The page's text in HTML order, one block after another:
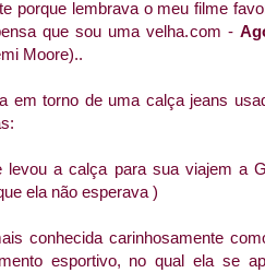
porque lembrava o meu filme
que sou uma velha.com -
Moore)..
em torno de uma calça jeans
a calça para sua viajem a
ela não esperava )
conhecida carinhosamente
esportivo, no qual ela se